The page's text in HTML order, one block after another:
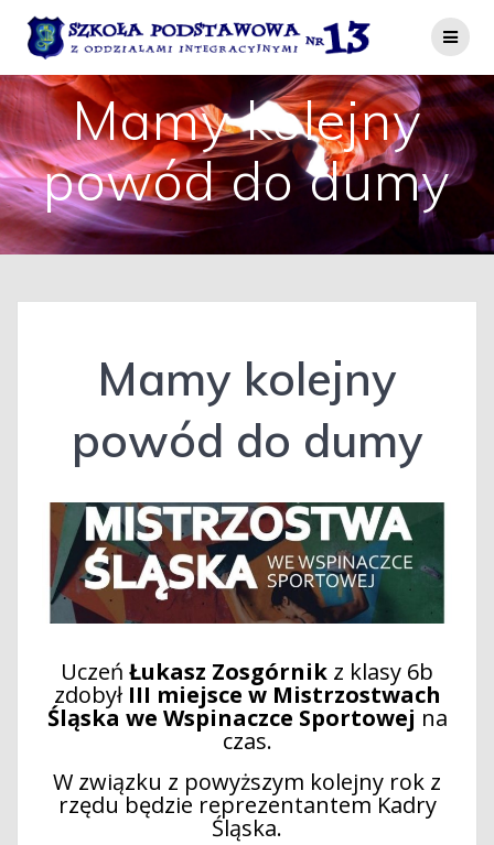
do
treści
Mamy kolejny
powód do dumy
Mamy kolejny
powód do dumy
Uczeń Łukasz Zosgórnik z klasy 6b
zdobył III miejsce w Mistrzostwach
Śląska we Wspinaczce Sportowej na
czas.
W związku z powyższym kolejny rok z
rzędu będzie reprezentantem Kadry
Śląska.